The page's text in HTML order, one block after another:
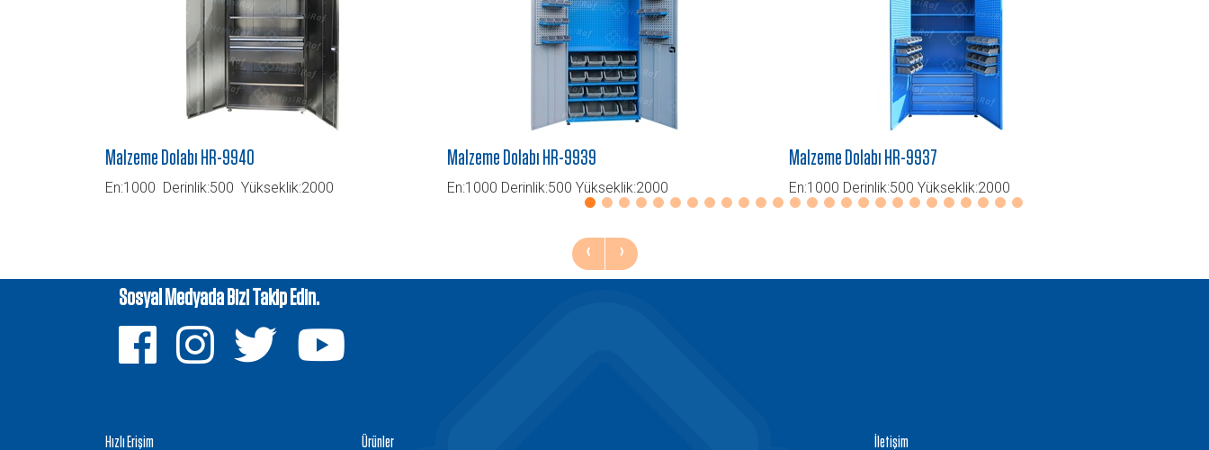
Malzeme Dolabı HR-9940
En:1000 Derinlik:500 Yükseklik:2000
Malzeme Dolabı HR-9939
En:1000 Derinlik:500 Yükseklik:2000
Malzeme Dolabı HR-9937
En:1000 Derinlik:500 Yükseklik:2000
‹ ›
Sosyal Medyada Bizi Takip Edin.
Hızlı Erişim Ürünler İletişim